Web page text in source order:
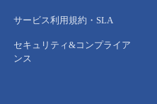
サービス利用規約・SLA
セキュリティ&コンプライア
ンス